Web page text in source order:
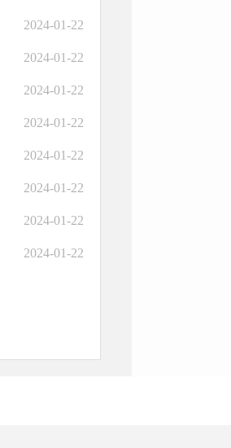
2024-01-22
2024-01-22
2024-01-22
2024-01-22
2024-01-22
2024-01-22
2024-01-22
2024-01-22